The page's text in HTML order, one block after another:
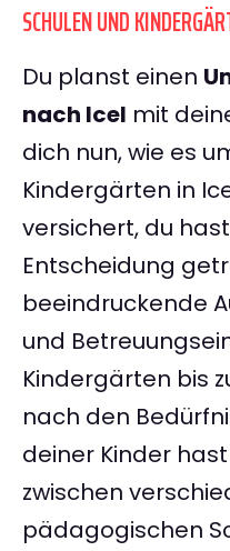
SCHULEN UND
Du planst einen
nach Icel mit
dich nun, wie es
Kindergärten in
versichert, du
Entscheidung
beeindruckende
und
Kindergärten bis
nach den
deiner Kinder
zwischen
pädagogischen